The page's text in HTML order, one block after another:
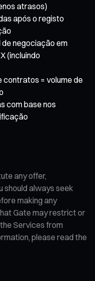
atrasos)
após o registo
negociação em
(incluindo
contratos = volume de
com base nos
any offer,
should always seek
making any
Gate may restrict or
Services from
please read the